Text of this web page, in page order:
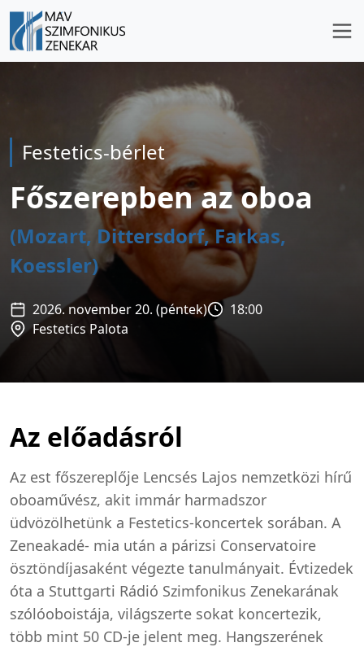
Festetics-bérlet
Főszerepben az oboa
(Mozart, Dittersdorf, Farkas,
Koessler)
2026. november 20. (péntek)
18:00
Festetics Palota
Az előadásról
Az est főszereplője Lencsés Lajos nemzetközi hírű
oboaművész, akit immár harmadszor
üdvözölhetünk a Festetics-koncertek sorában. A
Zeneakadé- mia után a párizsi Conservatoire
ösztöndíjasaként végezte tanulmányait. Évtizedek
óta a Stuttgarti Rádió Szimfonikus Zenekarának
szólóoboistája, világszerte sokat koncertezik,
több mint 50 CD-je jelent meg. Hangszerének